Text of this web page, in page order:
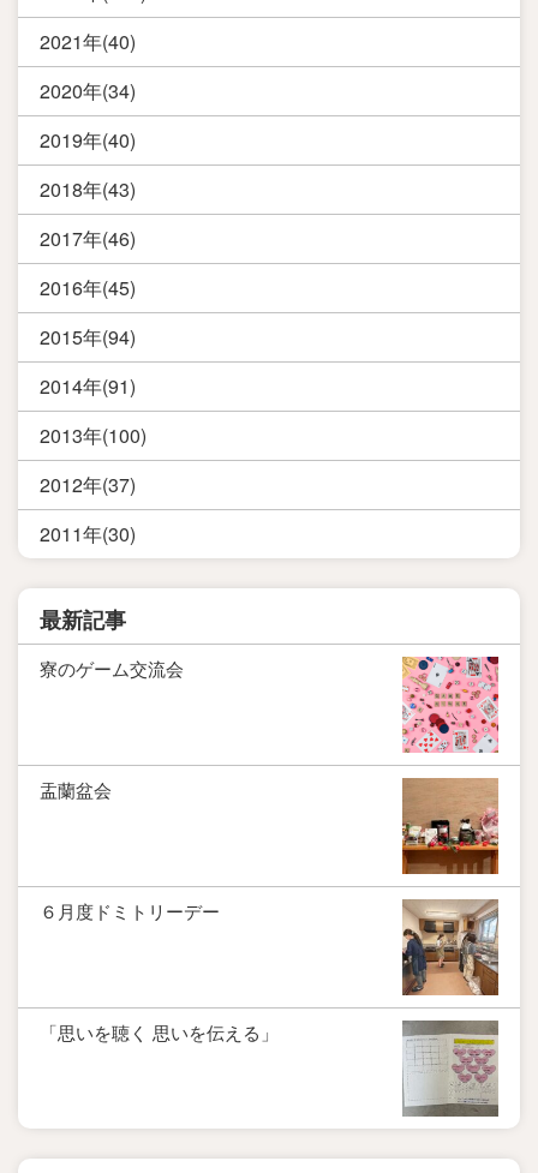
2021年(40)
2020年(34)
2019年(40)
2018年(43)
2017年(46)
2016年(45)
2015年(94)
2014年(91)
2013年(100)
2012年(37)
2011年(30)
最新記事
寮のゲーム交流会
盂蘭盆会
６月度ドミトリーデー
「思いを聴く 思いを伝える」